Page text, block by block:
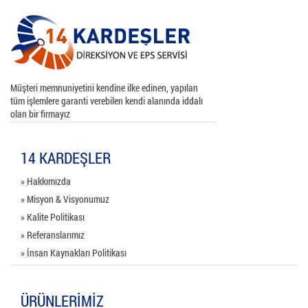
Müşteri memnuniyetini kendine ilke edinen, yapılan
tüm işlemlere garanti verebilen kendi alanında iddalı
olan bir firmayız
14 KARDEŞLER
» Hakkımızda
» Misyon & Visyonumuz
» Kalite Politikası
» Referanslarımız
» İnsan Kaynakları Politikası
ÜRÜNLERİMİZ